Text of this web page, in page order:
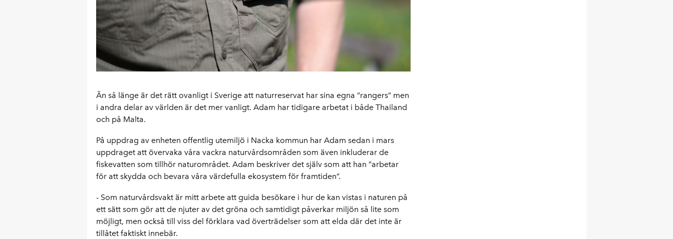
Än så länge är det rätt ovanligt i Sverige att naturreservat har sina egna ”rangers” men
i andra delar av världen är det mer vanligt. Adam har tidigare arbetat i både Thailand
och på Malta.
På uppdrag av enheten offentlig utemiljö i Nacka kommun har Adam sedan i mars
uppdraget att övervaka våra vackra naturvårdsområden som även inkluderar de
fiskevatten som tillhör naturområdet. Adam beskriver det själv som att han ”arbetar
för att skydda och bevara våra värdefulla ekosystem för framtiden”.
- Som naturvårdsvakt är mitt arbete att guida besökare i hur de kan vistas i naturen på
ett sätt som gör att de njuter av det gröna och samtidigt påverkar miljön så lite som
möjligt, men också till viss del förklara vad överträdelser som att elda där det inte är
tillåtet faktiskt innebär.